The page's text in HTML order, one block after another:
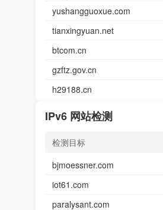
yushangguoxue.com
tianxingyuan.net
btcom.cn
gzftz.gov.cn
h29188.cn
IPv6 网站检测
检测目标
bjmoessner.com
iot61.com
paralysant.com